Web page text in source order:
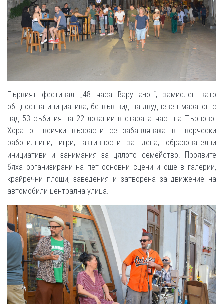
Първият фестивал „48 часа Варуша-юг“, замислен като
общностна инициатива, бе във вид на двудневен маратон с
над 53 събития на 22 локации в старата част на Търново.
Хора от всички възрасти се забавляваха в творчески
работилници, игри, активности за деца, образователни
инициативи и занимания за цялото семейство. Проявите
бяха организирани на пет основни сцени и още в галерии,
крайречни площи, заведения и затворена за движение на
автомобили централна улица.